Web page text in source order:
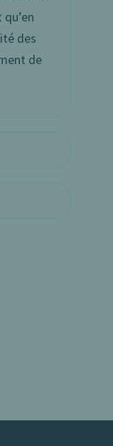
des
de